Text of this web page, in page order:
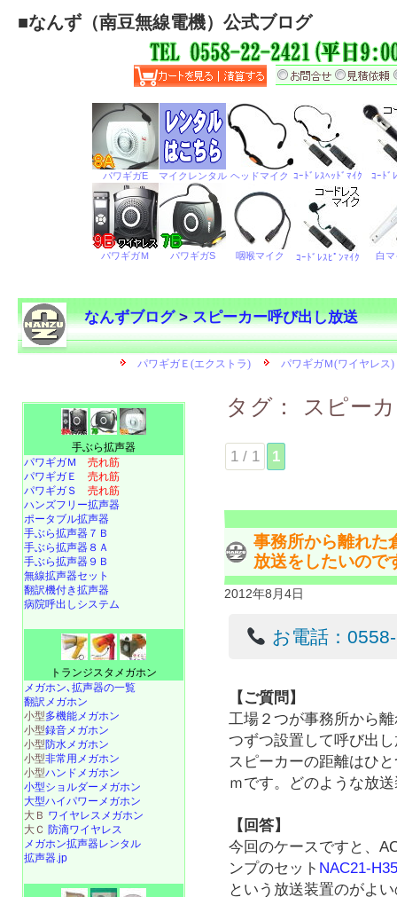
■なんず（南豆無線電機）公式ブログ
なんずブログ>スピーカー呼び出し放送
タグ： スピー
1 / 1 1
事務所から離れた
放送をしたいので
2012年8月4日
お電話：
【ご質問】
工場２つが事務所から
つずつ設置して呼び出
スピーカーの距離はひ
ｍです。どのような放
【回答】
今回のケースですと、
ンプのセット NAC21-
という放送装置のがよ
手ぶら拡声器
パワギガＭ 売れ筋
パワギガＥ 売れ筋
パワギガＳ 売れ筋
ハンズフリー拡声器
ポータブル拡声器
手ぶら拡声器７Ｂ
手ぶら拡声器８Ａ
手ぶら拡声器９Ｂ
無線拡声器セット
翻訳機付き拡声器
病院呼出しシステム
トランジスタメガホン
メガホン､拡声器の一覧
翻訳メガホン
小型多機能メガホン
小型録音メガホン
小型防水メガホン
小型非常用メガホン
小型ハンドメガホン
小型ショルダーメガホン
大型ハイパワーメガホン
大Ｂ ワイヤレスメガホン
大Ｃ 防滴ワイヤレス
メガホン拡声器レンタル
拡声器.jp